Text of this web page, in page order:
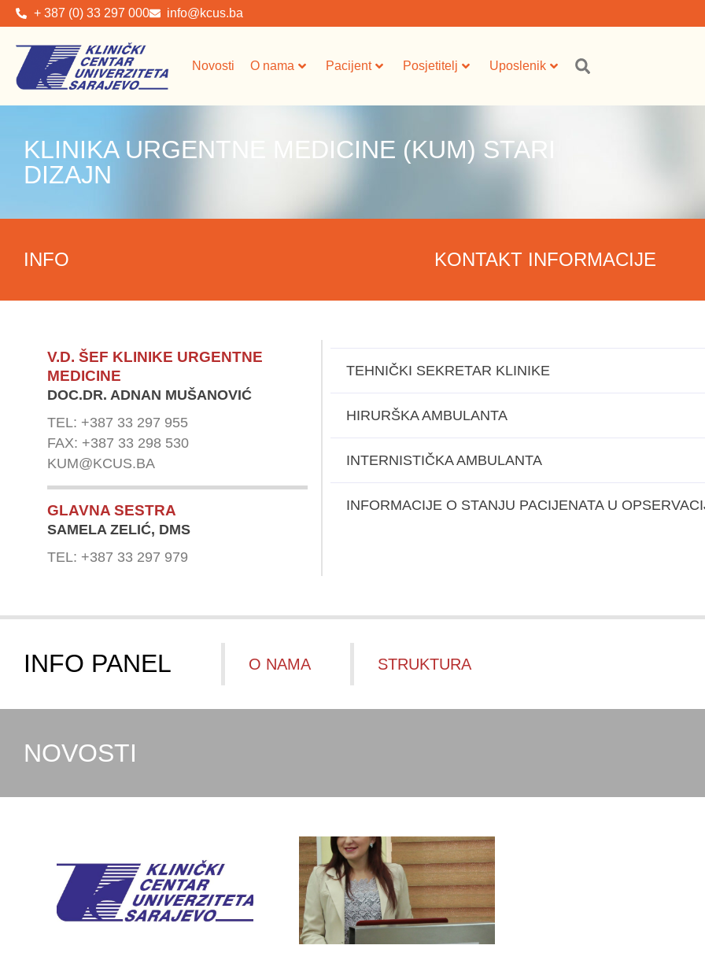
+ 387 (0) 33 297 000 info@kcus.ba
Novosti O nama Pacijent Posjetitelj Uposlenik
KLINIKA URGENTNE MEDICINE (KUM) STARI
DIZAJN
INFO KONTAKT INFORMACIJE
V.D. ŠEF KLINIKE URGENTNE
MEDICINE
DOC.DR. ADNAN MUŠANOVIĆ
TEL: +387 33 297 955
FAX: +387 33 298 530
KUM@KCUS.BA
GLAVNA SESTRA
SAMELA ZELIĆ, DMS
TEL: +387 33 297 979
TEHNIČKI SEKRETAR KLINIKE
HIRURŠKA AMBULANTA
INTERNISTIČKA AMBULANTA
INFORMACIJE O STANJU PACIJENATA U
INFO PANEL O NAMA STRUKTURA
NOVOSTI